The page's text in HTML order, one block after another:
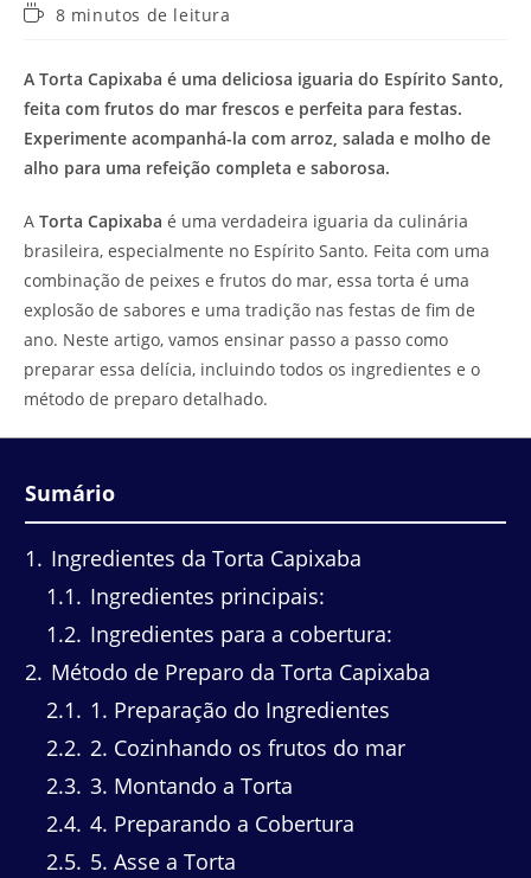
Tempo8 minutos de leitura
A Torta Capixaba é uma deliciosa iguaria do Espírito Santo,
feita com frutos do mar frescos e perfeita para festas.
Experimente acompanhá-la com arroz, salada e molho de
alho para uma refeição completa e saborosa.
A Torta Capixaba é uma verdadeira iguaria da culinária
brasileira, especialmente no Espírito Santo. Feita com uma
combinação de peixes e frutos do mar, essa torta é uma
explosão de sabores e uma tradição nas festas de fim de
ano. Neste artigo, vamos ensinar passo a passo como
preparar essa delícia, incluindo todos os ingredientes e o
método de preparo detalhado.
Sumário
1
Ingredientes da Torta Capixaba
1.1
Ingredientes principais:
1.2 Ingredientes para a cobertura:
2 Método de Preparo da Torta Capixaba
2.1
1. Preparação do Ingredientes
2.2 2. Cozinhando os frutos do mar
2.3 3. Montando a Torta
2.4 4. Preparando a Cobertura
2.5 5. Asse a Torta